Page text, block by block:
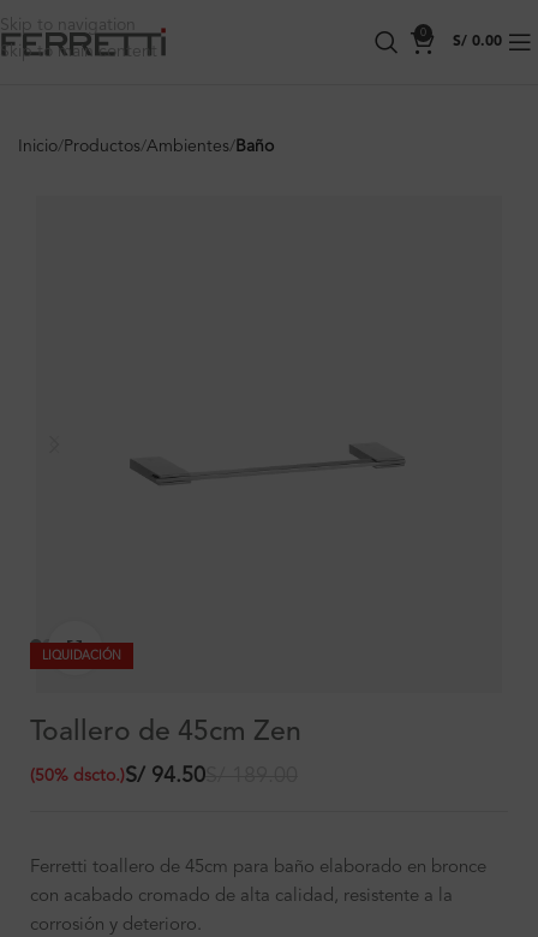
Skip to navigation
Skip to main content
0
S/ 0.00
Inicio Productos Ambientes Baño
LIQUIDACIÓN
Clic para ampliar
Toallero de 45cm Zen
S/ 94.50
(50% dscto.)
Ferretti toallero de 45cm para baño elaborado en bronce
con acabado cromado de alta calidad, resistente a la
corrosión y deterioro.